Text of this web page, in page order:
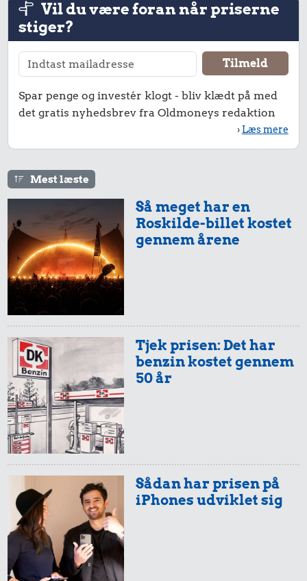
4.602 kr.
Cykel
42 kr.
17 kr.
Husholdningssprit
5,37 kr.
Banan
245 kr.
Togbillet,
Aarhus-
København
164.903 kr.
12 kr.
Vil du være foran når priserne
stiger?
Spar penge og investér klogt - bliv klædt på med
det gratis nyhedsbrev fra Oldmoneys redaktion
› Læs mere
Mest læste
Så meget har en
Roskilde-billet kostet
gennem årene
Tjek prisen: Det har
benzin kostet gennem
50 år
Sådan har prisen på
iPhones udviklet sig